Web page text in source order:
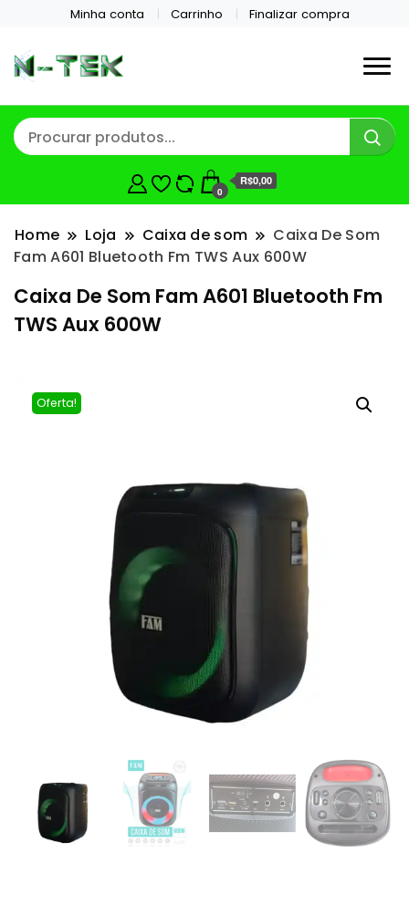
Minha conta Carrinho Finalizar compra
0
R$0,00
Home Loja Caixa de som
Caixa De Som
Fam A601 Bluetooth Fm TWS Aux 600W
Caixa De Som Fam A601 Bluetooth Fm
TWS Aux 600W
Oferta!